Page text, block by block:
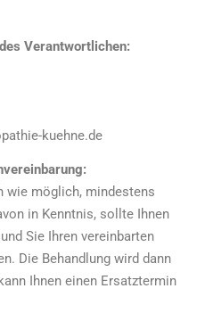
Verantwortlichen:
kuehne.de
wie möglich, mindestens
in Kenntnis, sollte Ihnen
Sie Ihren vereinbarten
Die Behandlung wird dann
Ihnen einen Ersatztermin